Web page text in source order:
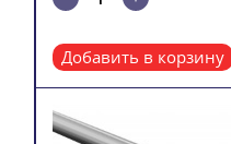
Добавить в корзину